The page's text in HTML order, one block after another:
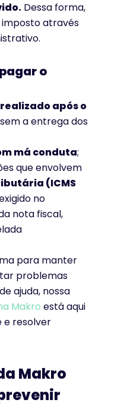
Dessa forma,
através
o
após o
a entrega dos
má conduta;
que envolvem
(ICMS
no
nota fiscal,
para manter
problemas
ajuda, nossa
Makro está aqui
e resolver
Makro